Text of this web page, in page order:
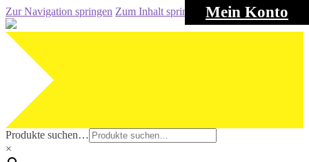
Mein Konto
Zur Navigation springen Zum Inhalt springen
Produkte suchen…
×